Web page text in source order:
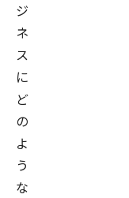
ジ
ネ
ス
に
ど
の
よ
う
な